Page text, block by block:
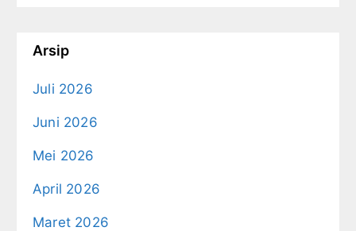
Arsip
Juli 2026
Juni 2026
Mei 2026
April 2026
Maret 2026